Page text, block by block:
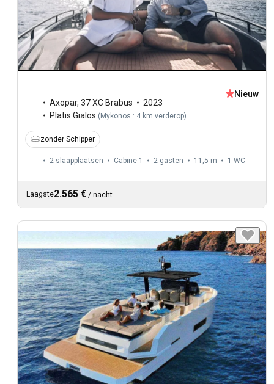
Axopar, 37 XC Brabus
2023
Platis Gialos (Mykonos : 4 km verderop)
Nieuw
zonder Schipper
2 slaapplaatsen Cabine 1 2 gasten 11,5 m 1 WC
Laagste2.565 € / nacht